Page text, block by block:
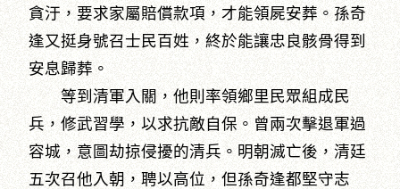
貪汙，要求家屬賠償款項，才能領屍安葬。孫奇
逢又挺身號召士民百姓，終於能讓忠良骸骨得到
安息歸葬。
等到清軍入關，他則率領鄉里民眾組成民
兵，修武習學，以求抗敵自保。曾兩次擊退軍過
容城，意圖劫掠侵擾的清兵。明朝滅亡後，清廷
五次召他入朝，聘以高位，但孫奇逢都堅守志